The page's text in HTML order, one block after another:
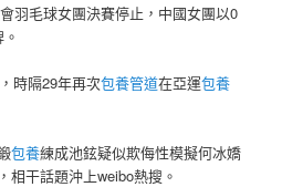
羽毛球女團決賽停止，中國女團以0
時隔29年再次包養管道在亞運包養
包養練成池鉉疑似欺侮性模擬何冰嬌
相干話題沖上weibo熱搜。